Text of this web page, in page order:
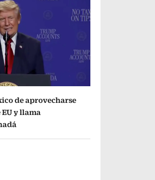
de aprovecharse
y llama